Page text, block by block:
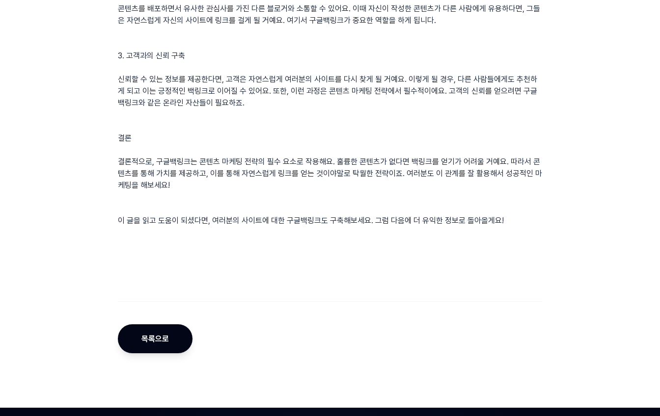
콘텐츠를 배포하면서 유사한 관심사를 가진 다른 블로거와 소통할 수 있어요. 이때 자신이 작성한 콘텐츠가 다른 사람에게 유용하다면, 그들
은 자연스럽게 자신의 사이트에 링크를 걸게 될 거예요. 여기서 구글백링크가 중요한 역할을 하게 됩니다.
3. 고객과의 신뢰 구축
신뢰할 수 있는 정보를 제공한다면, 고객은 자연스럽게 여러분의 사이트를 다시 찾게 될 거예요. 이렇게 될 경우, 다른 사람들에게도 추천하
게 되고 이는 긍정적인 백링크로 이어질 수 있어요. 또한, 이런 과정은 콘텐츠 마케팅 전략에서 필수적이에요. 고객의 신뢰를 얻으려면 구글
백링크와 같은 온라인 자산들이 필요하죠.
결론
결론적으로, 구글백링크는 콘텐츠 마케팅 전략의 필수 요소로 작용해요. 훌륭한 콘텐츠가 없다면 백링크를 얻기가 어려울 거예요. 따라서 콘
텐츠를 통해 가치를 제공하고, 이를 통해 자연스럽게 링크를 얻는 것이야말로 탁월한 전략이죠. 여러분도 이 관계를 잘 활용해서 성공적인 마
케팅을 해보세요!
이 글을 읽고 도움이 되셨다면, 여러분의 사이트에 대한 구글백링크도 구축해보세요. 그럼 다음에 더 유익한 정보로 돌아올게요!
목록으로